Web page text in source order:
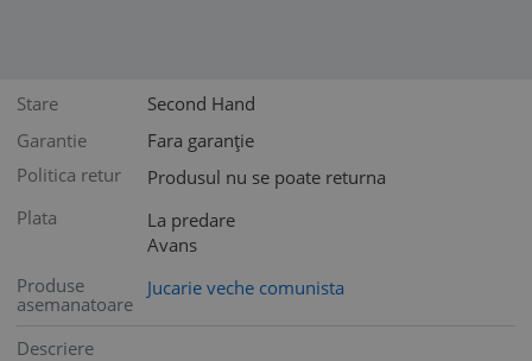
Stare
Second Hand
Garantie
Fara garanție
Politica retur
Produsul nu se poate returna
Plata
La predare
Avans
Produse
asemanatoare
Jucarie veche comunista
Descriere